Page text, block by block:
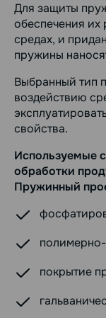
Для защиты
обеспечения их
средах, и
пружины
Выбранный тип
воздействию
свойства.
Используемые
обработки
Пружинный
покрытие